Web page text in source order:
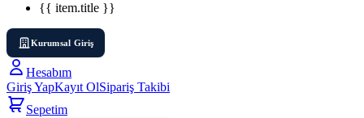
{{ item.title }}
Kurumsal Giriş
Hesabım
Giriş YapKayıt OlSipariş Takibi
Sepetim